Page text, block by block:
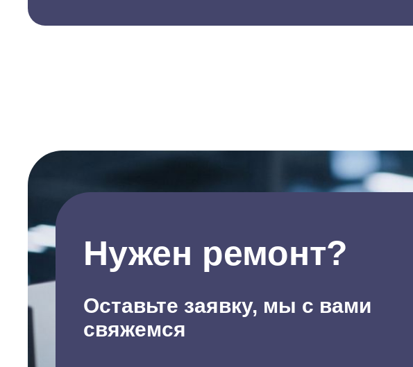
Нужен ремонт?
Оставьте заявку, мы с вами
свяжемся